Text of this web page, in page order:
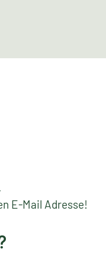
E-Mail Adresse!